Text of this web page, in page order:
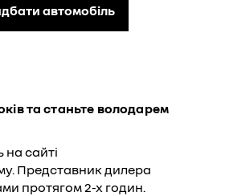
автомобіль
та станьте володарем
на сайті
Представник дилера
протягом 2-х годин.